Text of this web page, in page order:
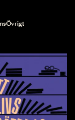
Övrigt